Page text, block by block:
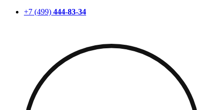
+7 (499) 444-83-34